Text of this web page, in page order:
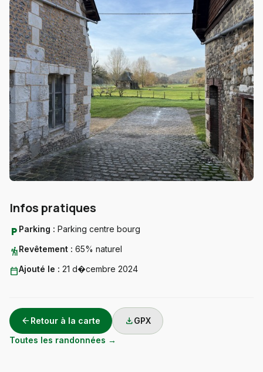
Infos pratiques
local_parking Parking : Parking centre bourg
hikingRevêtement : 65% naturel
calendar_todayAjouté le : 21 d�cembre 2024
arrow_back Retour à la carte downloadGPX
Toutes les randonnées →